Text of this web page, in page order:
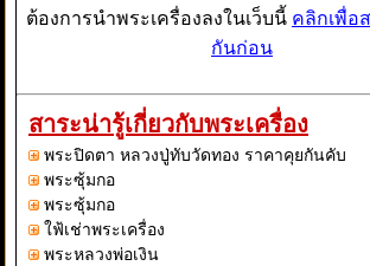
ทอง
ต้องการนำพระเครื่องลงในเว็บนี้ คลิกเพื่อ
กันก่อน
สาระน่ารู้เกี่ยวกับพระเครื่อง
พระปิดตา หลวงปู่ทับวัดทอง ราคาคุยกันคับ
พระซุ้มกอ
พระซุ้มกอ
ใฟ้เช่าพระเครื่อง
พระหลวงพ่อเงิน